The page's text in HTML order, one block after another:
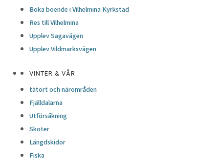
Boka boende i Vilhelmina Kyrkstad
Res till Vilhelmina
Upplev Sagavägen
Upplev Vildmarksvägen
VINTER & VÅR
tätort och närområden
Fjälldalarna
Utförsåkning
Skoter
Längdskidor
Fiska